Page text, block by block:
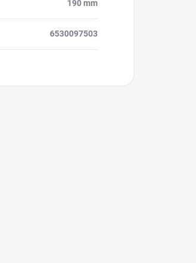
190 mm
6530097503